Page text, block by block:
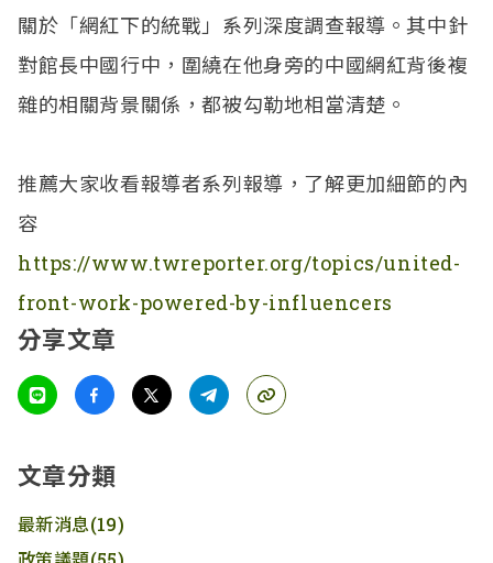
關於「網紅下的統戰」系列深度調查報導。其中針
對館長中國行中，圍繞在他身旁的中國網紅背後複
雜的相關背景關係，都被勾勒地相當清楚。
推薦大家收看報導者系列報導，了解更加細節的內
容
https://www.twreporter.org/topics/united-
front-work-powered-by-influencers
分享文章
文章分類
最新消息(19)